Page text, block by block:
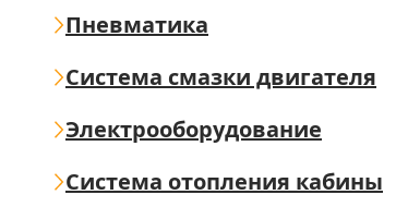
Пневматика
Система смазки двигателя
Электрооборудование
Система отопления кабины